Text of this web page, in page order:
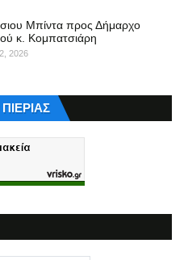
Μπίντα προς Δήμαρχο
κ. Κομπατσιάρη
2026